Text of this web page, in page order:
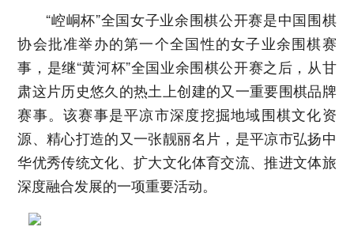
“崆峒杯”全国女子业余围棋公开赛是中国围棋
协会批准举办的第一个全国性的女子业余围棋赛
事，是继“黄河杯”全国业余围棋公开赛之后，从甘
肃这片历史悠久的热土上创建的又一重要围棋品牌
赛事。该赛事是平凉市深度挖掘地域围棋文化资
源、精心打造的又一张靓丽名片，是平凉市弘扬中
华优秀传统文化、扩大文化体育交流、推进文体旅
深度融合发展的一项重要活动。